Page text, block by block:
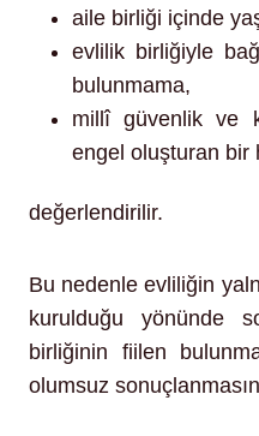
aile birliği içinde
evlilik birliğiyle
bulunmama,
millî güvenlik ve
engel oluşturan bir
değerlendirilir.
Bu nedenle evliliğin
kurulduğu yönünde
birliğinin fiilen
olumsuz